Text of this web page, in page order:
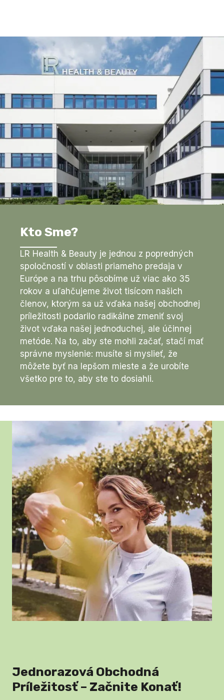
Kto Sme?
LR Health & Beauty je jednou z popredných
spoločností v oblasti priameho predaja v
Európe a na trhu pôsobíme už viac ako 35
rokov a uľahčujeme život tisícom našich
členov, ktorým sa už vďaka našej obchodnej
príležitosti podarilo radikálne zmeniť svoj
život vďaka našej jednoduchej, ale účinnej
metóde. Na to, aby ste mohli začať, stačí mať
správne myslenie: musíte si myslieť, že
môžete byť na lepšom mieste a že urobíte
všetko pre to, aby ste to dosiahli.
Jednorazová Obchodná
Príležitosť – Začnite Konať!